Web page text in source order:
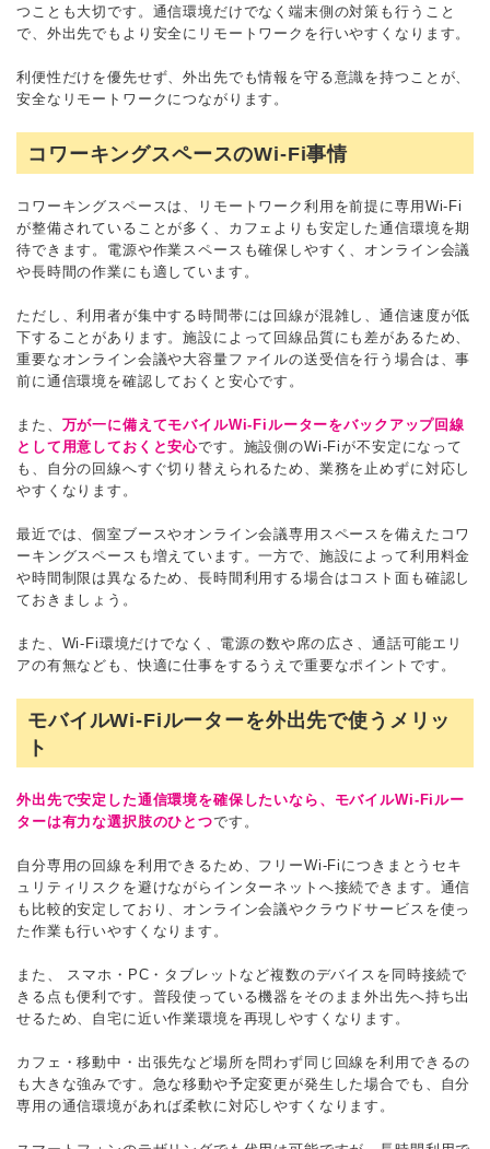
つことも大切です。通信環境だけでなく端末側の対策も行うこと
で、外出先でもより安全にリモートワークを行いやすくなります。
利便性だけを優先せず、外出先でも情報を守る意識を持つことが、
安全なリモートワークにつながります。
コワーキングスペースのWi-Fi事情
コワーキングスペースは、リモートワーク利用を前提に専用Wi-Fi
が整備されていることが多く、カフェよりも安定した通信環境を期
待できます。電源や作業スペースも確保しやすく、オンライン会議
や長時間の作業にも適しています。
ただし、利用者が集中する時間帯には回線が混雑し、通信速度が低
下することがあります。施設によって回線品質にも差があるため、
重要なオンライン会議や大容量ファイルの送受信を行う場合は、事
前に通信環境を確認しておくと安心です。
また、 万が一に備えてモバイルWi-Fiルーターをバックアップ回線
として用意しておくと安心です。施設側のWi-Fiが不安定になって
も、自分の回線へすぐ切り替えられるため、業務を止めずに対応し
やすくなります。
最近では、個室ブースやオンライン会議専用スペースを備えたコワ
ーキングスペースも増えています。一方で、施設によって利用料金
や時間制限は異なるため、長時間利用する場合はコスト面も確認し
ておきましょう。
また、Wi-Fi環境だけでなく、電源の数や席の広さ、通話可能エリ
アの有無なども、快適に仕事をするうえで重要なポイントです。
モバイルWi-Fiルーターを外出先で使うメリッ
ト
外出先で安定した通信環境を確保したいなら、モバイルWi-Fiルー
ターは有力な選択肢のひとつです。
自分専用の回線を利用できるため、フリーWi-Fiにつきまとうセキ
ュリティリスクを避けながらインターネットへ接続できます。通信
も比較的安定しており、オンライン会議やクラウドサービスを使っ
た作業も行いやすくなります。
また、 スマホ・PC・タブレットなど複数のデバイスを同時接続で
きる点も便利です。普段使っている機器をそのまま外出先へ持ち出
せるため、自宅に近い作業環境を再現しやすくなります。
カフェ・移動中・出張先など場所を問わず同じ回線を利用できるの
も大きな強みです。急な移動や予定変更が発生した場合でも、自分
専用の通信環境があれば柔軟に対応しやすくなります。